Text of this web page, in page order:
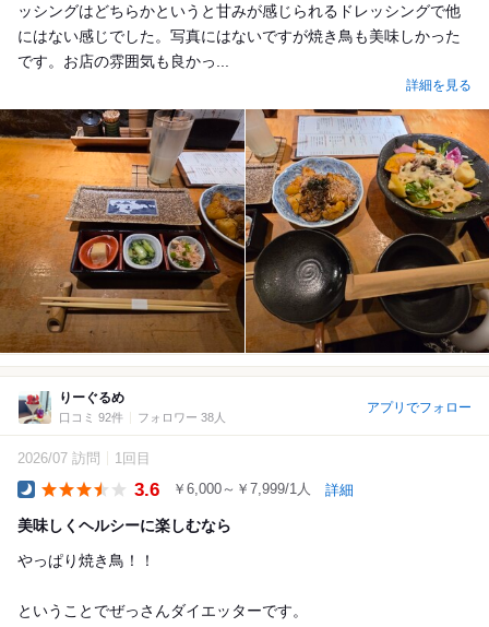
ッシングはどちらかというと甘みが感じられるドレッシングで他
にはない感じでした。写真にはないですが焼き鳥も美味しかった
です。お店の雰囲気も良かっ...
詳細を見る
りーぐるめ
口コミ 92件 フォロワー 38人
アプリでフォロー
2026/07 訪問 1回目
3.6 ￥6,000～￥7,999/1人 詳細
美味しくヘルシーに楽しむなら
やっぱり焼き鳥！！
ということでぜっさんダイエッターです。